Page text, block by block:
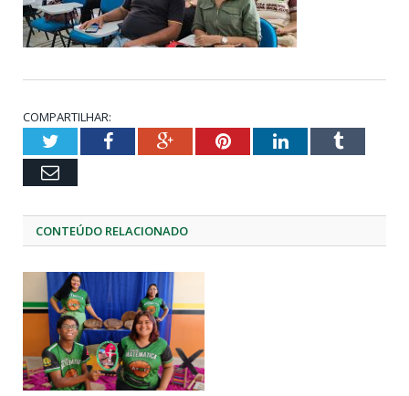
COMPARTILHAR:
TwitterFacebookGoogle+PinterestLinkedInTumblr
Email
CONTEÚDO RELACIONADO